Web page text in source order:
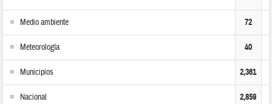
Medio ambiente 72
Meteorología 40
Municipios 2,361
Nacional 2,859